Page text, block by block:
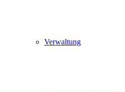
Verwaltung